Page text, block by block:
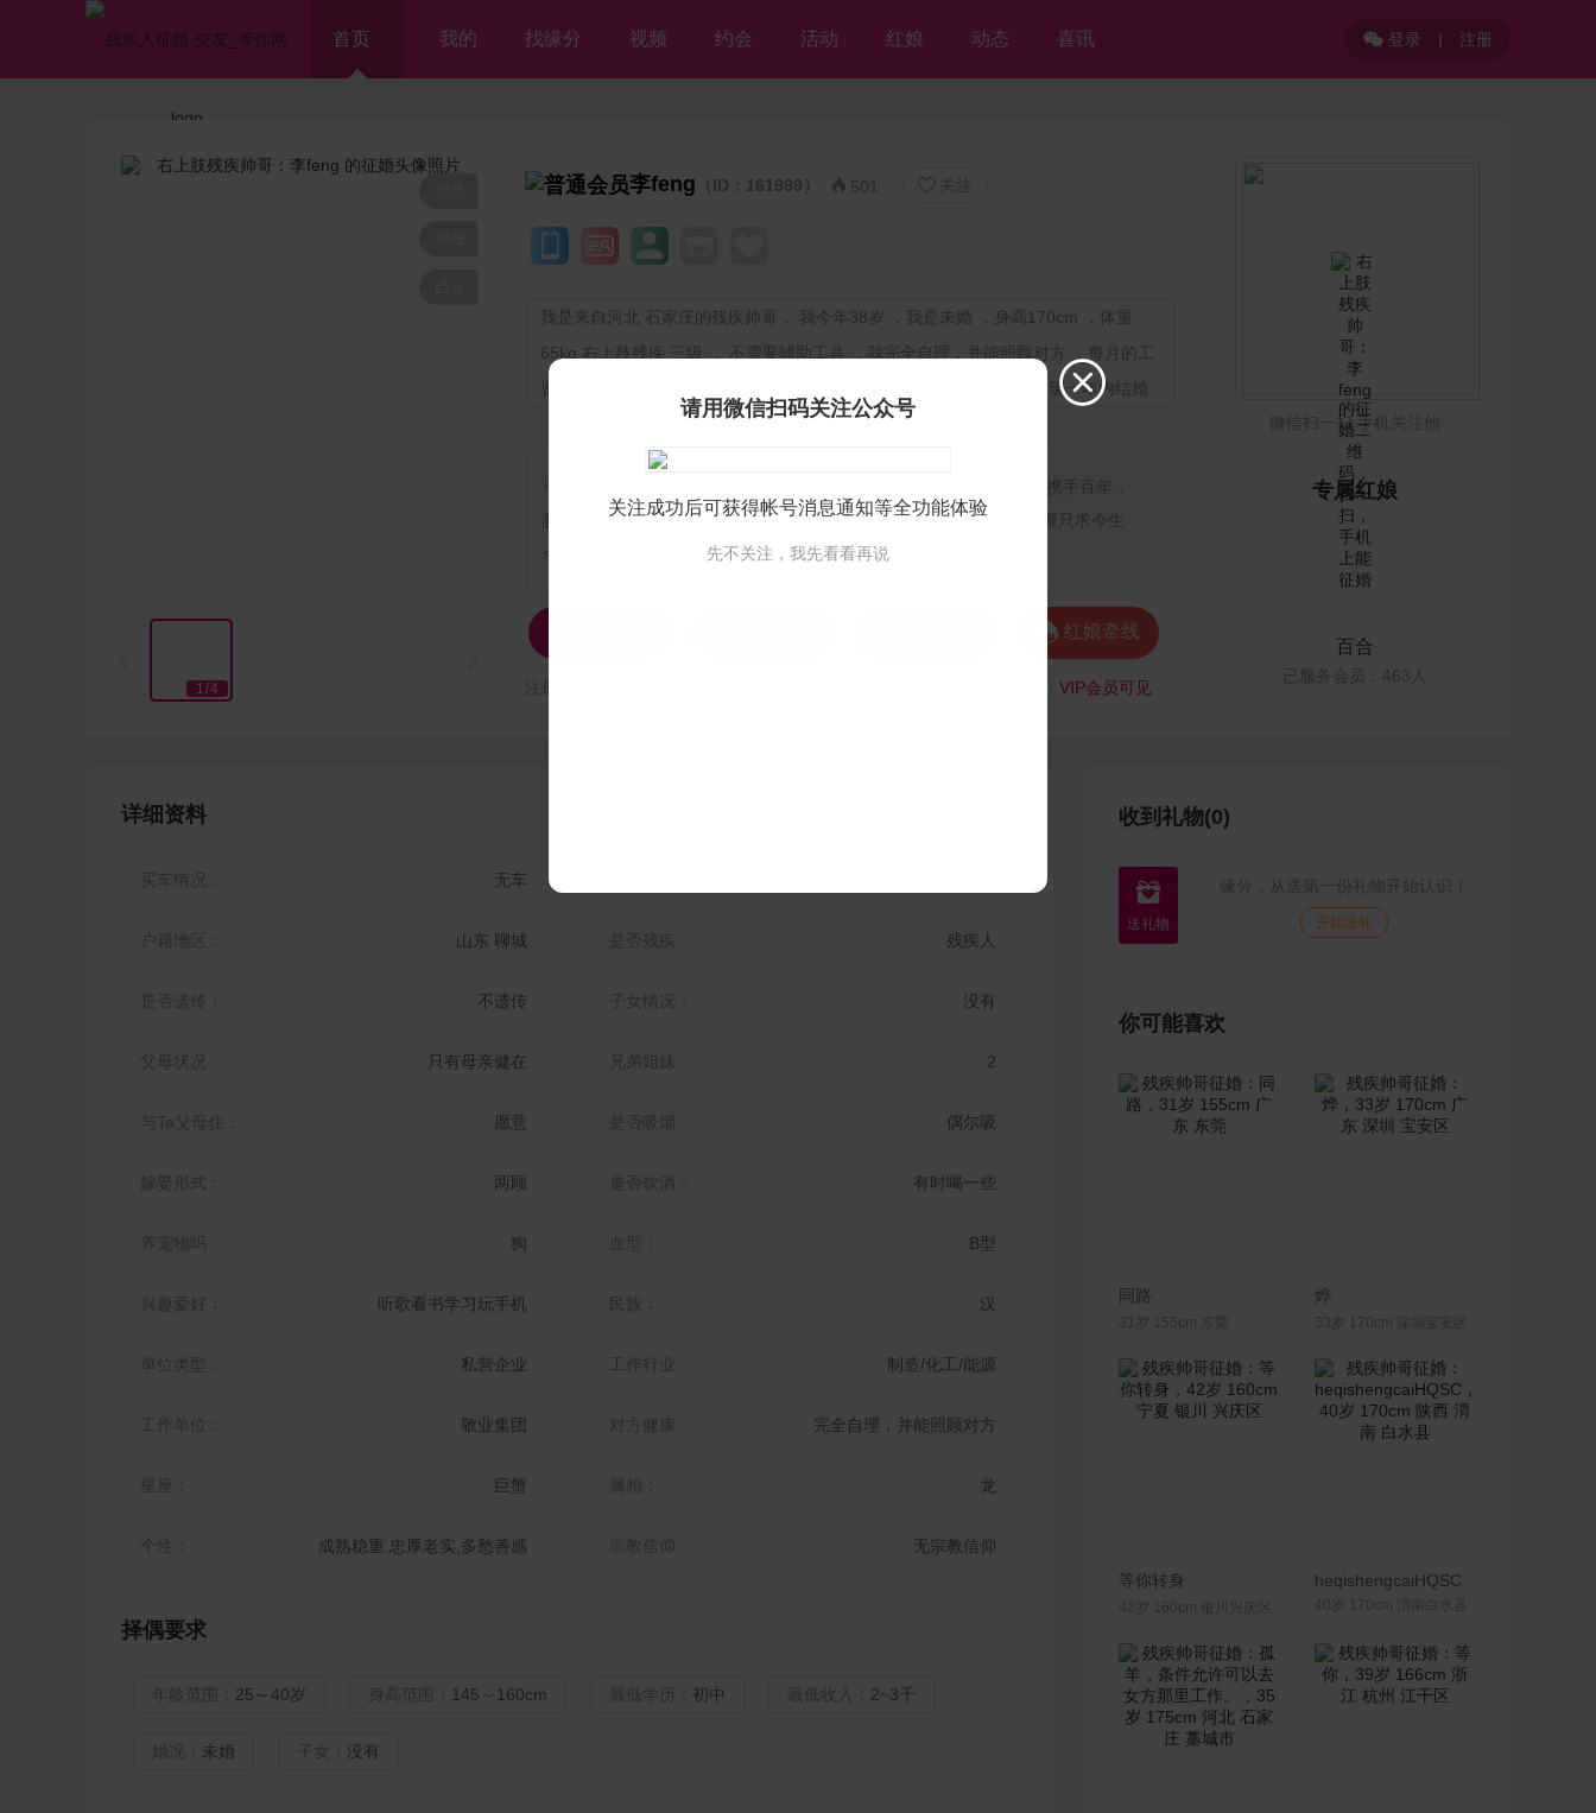
首页 我的 找缘分 视频 约会 活动 红娘 动态 喜讯 登录 | 注册
1/4
李feng （ID：161999）  501  关注
我是来自河北 石家庄的残疾帅哥， 我今年38岁 ，我是未婚 ，身高170cm ，体重
65kg 右上肢残疾 三级 ， 不需要辅助工具 ，我完全自理，并能照顾对方 ，每月的工
资3~5千 ，学历是初中 ，目前做仓管专员 ，家里已购房(有贷款) ，期望一年内结婚
个人独白：
希望借助这个平台找到自己的幸福伴侣共度一生不离不弃携手百年，
我会用的生命去保护她爱护她疼爱她照顾她爱她一生一世不图来生相聚只求今生
今世能携手一起走完余生
 红娘牵线
VIP会员可见
微信扫一扫 手机关注他
专属红娘
百合
已服务会员：463人
详细资料
买车情况： 无车
户籍地区： 山东 聊城 是否残疾： 残疾人
是否遗传： 不遗传 子女情况： 没有
父母状况： 只有母亲健在 兄弟姐妹： 2
与Ta父母住： 愿意 是否吸烟： 偶尔吸
嫁娶形式： 两顾 是否饮酒： 有时喝一些
养宠物吗： 狗 血型： B型
兴趣爱好： 听歌看书学习玩手机 民族： 汉
单位类型： 私营企业 工作行业： 制造/化工/能源
工作单位： 敬业集团 对方健康： 完全自理，并能照顾对方
星座： 巨蟹 属相： 龙
个性： 成熟稳重,忠厚老实,多愁善感 宗教信仰： 无宗教信仰
择偶要求
年龄范围： 25～40岁 身高范围： 145～160cm 最低学历： 初中 最低收入： 2~3千
婚况： 未婚 子女： 没有
收到礼物(0)
 缘分，从送第一份礼物开始认识！
开始送礼
你可能喜欢
同路
31岁 155cm 东莞
烨
33岁 170cm 深圳宝安区
联系Ta
等你转身
42岁 160cm 银川兴庆区
联系Ta
heqishengcaiHQSC
40岁 170cm 渭南白水县

请用微信扫码关注公众号
关注成功后可获得帐号消息通知等全功能体验
先不关注，我先看看再说